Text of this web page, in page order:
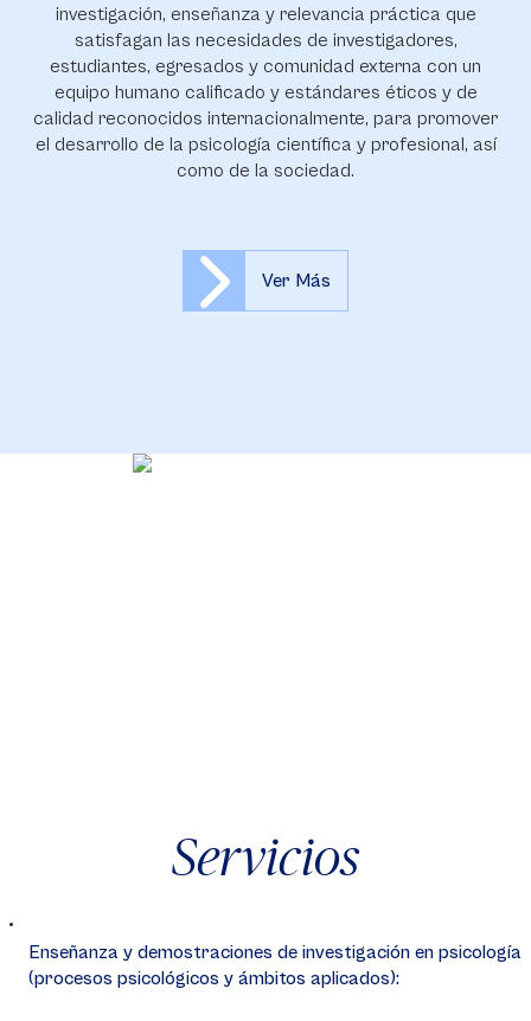
investigación, enseñanza y relevancia práctica que
satisfagan las necesidades de investigadores,
estudiantes, egresados y comunidad externa con un
equipo humano calificado y estándares éticos y de
calidad reconocidos internacionalmente, para promover
el desarrollo de la psicología científica y profesional, así
como de la sociedad.
Ver Más
Servicios
Enseñanza y demostraciones de investigación en psicología
(procesos psicológicos y ámbitos aplicados):